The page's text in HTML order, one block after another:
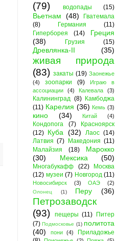
(79)
водопады (15)
Вьетнам (48)
Гватемала
(8)
Германия
(11)
Гиперборея
(14)
Греция
(38)
Грузия (15)
Древлянка-II (35)
живая природа
(83) закаты (19) Заонежье
(4)
зоопарки (9)
Играю в
ассоциации
(4) Калевала (3)
Калининград (8)
Камбоджа
(11) Карелия (36) Кемь (3)
кино (34) Китай (4)
Кондопога (7)
Красноярск
(12) Куба (32) Лаос (14)
Латвия (7) Македония (11)
Малайзия
(18)
Марокко
(30)
Мексика (50)
Многабукафф (22)
Москва
(12) музеи (7) Новгород (11)
Новосибирск (3) ОАЭ (2)
Олонец (1) Перу (36)
Петрозаводск
(93)
пещеры (11)
Питер
(7) Подмосковье (1) политота
(40)
пони (4)
Приладожье